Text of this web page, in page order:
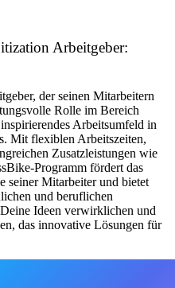
Arbeitgeber:
der seinen Mitarbeitern
Rolle im Bereich
Arbeitsumfeld in
Mit flexiblen Arbeitszeiten,
Zusatzleistungen wie
Programm fördert das
seiner Mitarbeiter und bietet
und beruflichen
Ideen verwirklichen und
das innovative Lösungen für